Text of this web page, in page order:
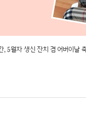
, 5월자 생신 잔치 겸 어버이날